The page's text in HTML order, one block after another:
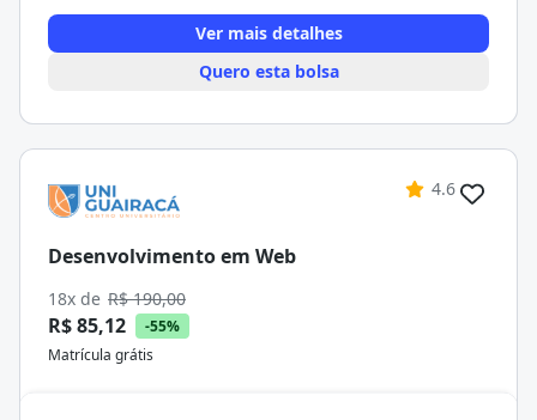
Ver mais detalhes
Quero esta bolsa
4.6
Desenvolvimento em Web
18x de R$ 190,00
R$ 85,12
-55%
Matrícula grátis